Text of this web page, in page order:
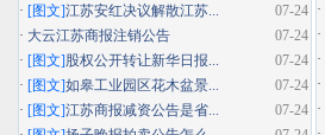
·
·
·
·
·
07-24
· [图文]江苏安红决议解散江苏...
07-24
· 大云江苏商报注销公告
07-24
· [图文]股权公开转让新华日报...
07-24
· [图文]如皋工业园区花木盆景...
07-24
· [图文]江苏商报减资公告是省...